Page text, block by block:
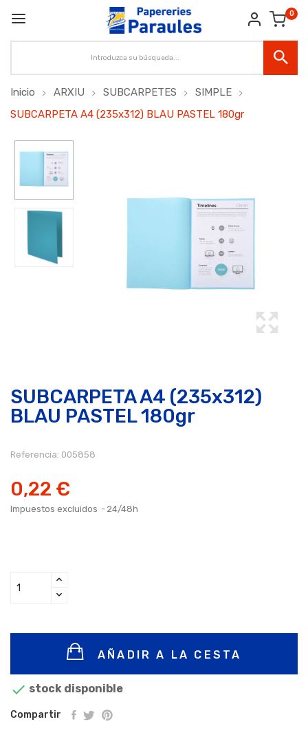
0
Inicio ARXIU SUBCARPETES
SIMPLE
SUBCARPETA A4 (235x312) BLAU PASTEL 180gr
SUBCARPETA A4 (235x312)
BLAU PASTEL 180gr
Referencia: 005858
0,22 €
Impuestos excluidos 24/48h
AÑADIR A LA CESTA
 stock disponible
Compartir